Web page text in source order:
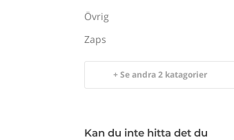
Övrig
Zaps
+ Se andra 2 katagorier
Kan du inte hitta det du